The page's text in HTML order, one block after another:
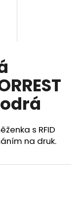
s RFID
na druk.